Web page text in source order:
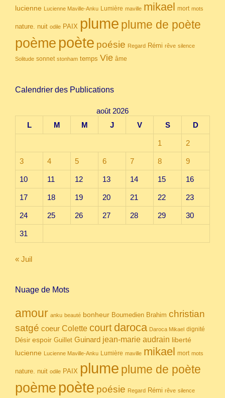
lucienne Lucienne Maville-Anku Lumière maville mikael mort mots
nature. nuit odile PAIX plume plume de poète
poème poète poésie Regard Rémi rêve silence
Solitude sonnet stonham temps Vie âme
Calendrier des Publications
août 2026
L
M M J V S D
1 2
3 4 5 6 7 8 9
10 11 12 13 14 15 16
17 18 19 20 21 22 23
24 25 26 27 28 29 30
31
« Juil
Nuage de Mots
amour anku beauté bonheur Boumedien Brahim christian
satgé coeur Colette court daroca Daroca Mikael dignité
Désir espoir Guillet Guinard jean-marie audrain liberté
lucienne Lucienne Maville-Anku Lumière maville mikael mort mots
nature. nuit odile PAIX plume plume de poète
poème poète poésie Regard Rémi rêve silence